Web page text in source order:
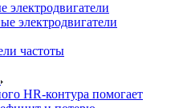
электродвигатели
электродвигатели
частоты
HR-контура помогает